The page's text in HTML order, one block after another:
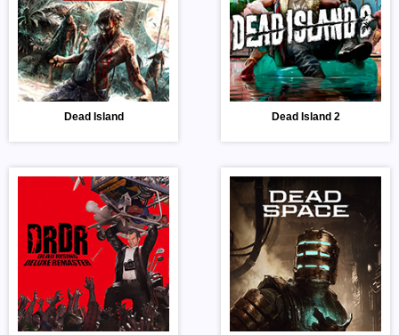
Dead Island Dead Island 2